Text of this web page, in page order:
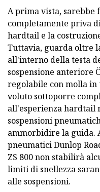
A prima vista, sarebbe
completamente priva
hardtail e la
Tuttavia, guarda oltre
all'interno della testa
sospensione anteriore
regolabile con molla
voluto sottoporre
all'esperienza hardtail
sospensioni
ammorbidire la guida.
pneumatici Dunlop
ZS 800 non stabilirà
limiti di snellezza
alle sospensioni.